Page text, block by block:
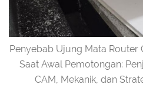
Penyebab Ujung Mata Router
Saat Awal Pemotongan:
CAM, Mekanik, dan